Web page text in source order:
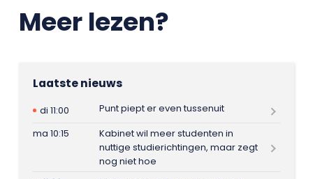
Meer lezen?
Laatste nieuws
di 11:00
Punt piept er even tussenuit
ma 10:15
Kabinet wil meer studenten in
nuttige studierichtingen, maar zegt
nog niet hoe